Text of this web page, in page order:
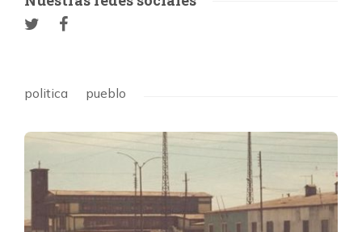
politica pueblo